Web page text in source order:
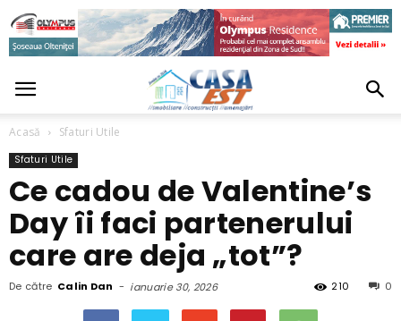
Acasă Sfaturi Utile
Sfaturi Utile
Ce cadou de Valentine’s
Day îi faci partenerului
care are deja „tot”?
De către Calin Dan - ianuarie 30, 2026 0
210